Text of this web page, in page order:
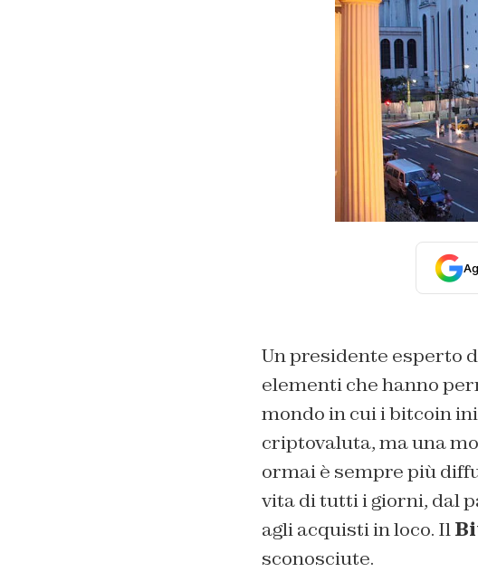
Un presidente esperto
elementi che hanno
mondo in cui i bitcoin
criptovaluta, ma una
ormai è sempre più
vita di tutti i giorni, dal
agli acquisti in loco. Il
sconosciute.